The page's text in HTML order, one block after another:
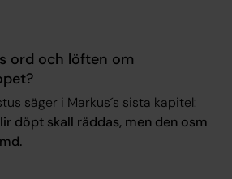
ord och löften om
säger i Markus´s sista kapitel:
döpt skall räddas, men den osm